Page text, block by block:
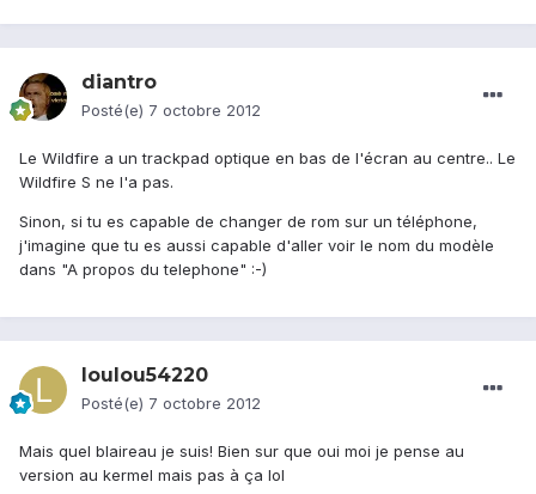
diantro
Posté(e) 7 octobre 2012
Le Wildfire a un trackpad optique en bas de l'écran au centre.. Le
Wildfire S ne l'a pas.
Sinon, si tu es capable de changer de rom sur un téléphone,
j'imagine que tu es aussi capable d'aller voir le nom du modèle
dans "A propos du telephone" :-)
loulou54220
Posté(e) 7 octobre 2012
Mais quel blaireau je suis! Bien sur que oui moi je pense au
version au kermel mais pas à ça lol